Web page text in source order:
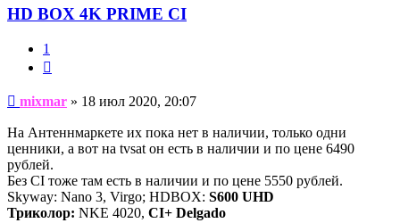
HD BOX 4K PRIME CI
1
Сообщение
mixmar » 18 июл 2020, 20:07
На Антеннмаркете их пока нет в наличии, только одни
ценники, а вот на tvsat он есть в наличии и по цене 6490
рублей.
Без CI тоже там есть в наличии и по цене 5550 рублей.
Skyway: Nano 3, Virgo; HDBOX: S600 UHD
Триколор: NKE 4020, CI+ Delgado